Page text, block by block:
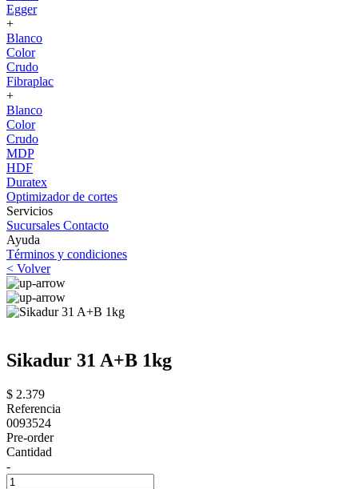
Egger
+
Blanco
Color
Crudo
Fibraplac
+
Blanco
Color
Crudo
MDP
HDF
Duratex
Optimizador de cortes
Servicios
Sucursales Contacto
Ayuda
Términos y condiciones
< Volver
Sikadur 31 A+B 1kg
$ 2.379
Referencia
0093524
Pre-order
Cantidad
-